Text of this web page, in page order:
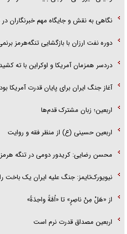
نگاهی به نقش و جایگاه مهم خبرنگاران در
دوره نفت ارزان با بازگشایی تنگه‌هرمز
دردسر همزمان آمریکا و اوکراین با ته
آغاز جنگ ایران برای پایان قدرت آمریکا بود
اربعین؛ زبان مشترک قدم‌ها
اربعین حسینی (ع) از منظر فقه و روایت
محسن رضایی: کریدور دومی در تنگه
نیویورک‌تایمز: جنگ علیه ایران یک باخت
از «هَلْ مِنْ ناصِرٍ» تا «اُمَّةً واحِدَةً»
اربعین مصداق قدرت نرم است